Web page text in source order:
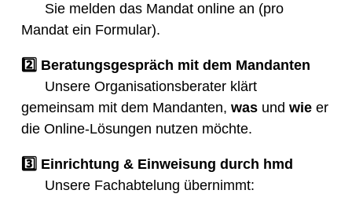
Sie melden das Mandat online an (pro
Mandat ein Formular).
2️⃣ Beratungsgespräch mit dem Mandanten
Unsere Organisationsberater klärt
gemeinsam mit dem Mandanten, wasund wieer
die Online-Lösungen nutzen möchte.
3️⃣ Einrichtung & Einweisung durch hmd
Unsere Fachabtelung übernimmt: